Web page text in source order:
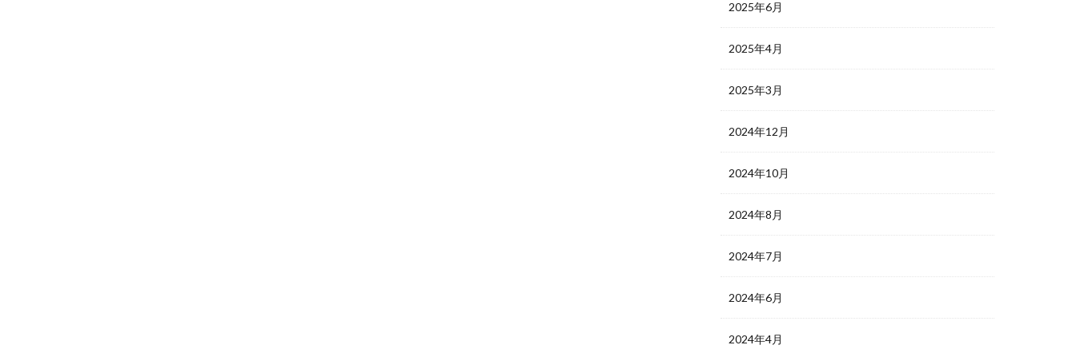
2025年6月
2025年4月
2025年3月
2024年12月
2024年10月
2024年8月
2024年7月
2024年6月
2024年4月